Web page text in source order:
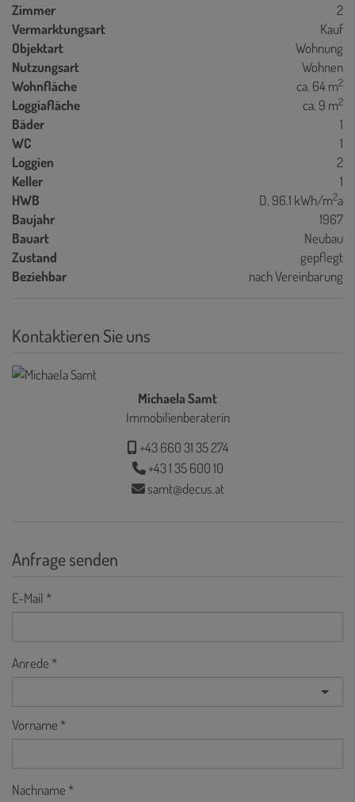
Zimmer
2
Vermarktungsart
Kauf
Objektart
Wohnung
Nutzungsart
Wohnen
Wohnfläche
ca. 64 m2
Loggiafläche ca. 9 m2
Bäder
1
WC
1
Loggien
2
Keller
1
HWB
D, 96.1 kWh/m2a
Baujahr
1967
Bauart
Neubau
Zustand
gepflegt
Beziehbar
nach Vereinbarung
Kontaktieren Sie uns
Michaela Samt
Immobilienberaterin
+43 660 31 35 274
+43 1 35 600 10
samt@decus.at
Anfrage senden
E-Mail
Anrede
Vorname
Nachname